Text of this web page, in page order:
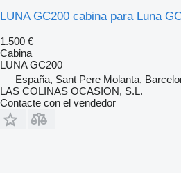
LUNA GC200 cabina para Luna
1.500 €
Cabina
LUNA GC200
España, Sant Pere Molanta,
LAS COLINAS OCASION, S.L.
Contacte con el vendedor